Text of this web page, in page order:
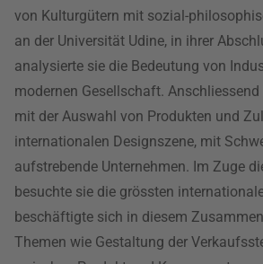
von Kulturgütern mit sozial-
an der Universität Udine, in ihrer
analysierte sie die Bedeutung von
modernen Gesellschaft.
mit der Auswahl von Produkten und
internationalen Designszene, mit
aufstrebende Unternehmen. Im Zuge
besuchte sie die grössten
beschäftigte sich in diesem
Themen wie Gestaltung der